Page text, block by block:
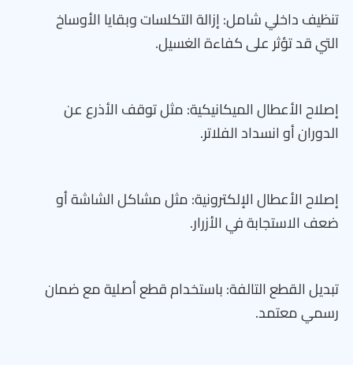
تنظيف داخلي شامل: إزالة التكلسات وبقايا الأوساخ
التي قد تؤثر على كفاءة الغسيل.
إصلاح الأعطال الميكانيكية: مثل توقف الأذرع عن
الدوران أو انسداد الفلاتر.
إصلاح الأعطال الإلكترونية: مثل مشاكل الشاشة أو
ضعف الاستجابة في الأزرار.
تبديل القطع التالفة: باستخدام قطع أصلية مع ضمان
رسمي معتمد.